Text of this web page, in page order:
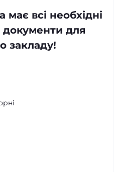
всі необхідні
документи для
закладу!